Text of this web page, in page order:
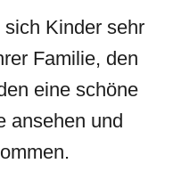
Kinder sehr
Familie, den
eine schöne
ansehen und